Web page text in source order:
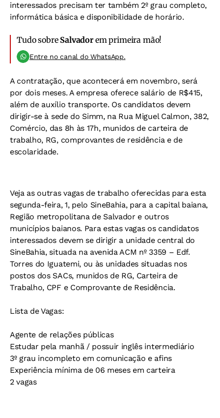
interessados precisam ter também 2º grau completo,
informática básica e disponibilidade de horário.
Tudo sobre Salvadorem primeira mão!
Entre no canal do WhatsApp.
A contratação, que acontecerá em novembro, será
por dois meses. A empresa oferece salário de R$415,
além de auxílio transporte. Os candidatos devem
dirigir-se à sede do Simm, na Rua Miguel Calmon, 382,
Comércio, das 8h às 17h, munidos de carteira de
trabalho, RG, comprovantes de residência e de
escolaridade.
Veja as outras vagas de trabalho oferecidas para esta
segunda-feira, 1, pelo SineBahia, para a capital baiana,
Região metropolitana de Salvador e outros
municípios baianos. Para estas vagas os candidatos
interessados devem se dirigir a unidade central do
SineBahia, situada na avenida ACM nº 3359 – Edf.
Torres do Iguatemi, ou às unidades situadas nos
postos dos SACs, munidos de RG, Carteira de
Trabalho, CPF e Comprovante de Residência.
Lista de Vagas:
Agente de relações públicas
Estudar pela manhã / possuir inglês intermediário
3º grau incompleto em comunicação e afins
Experiência mínima de 06 meses em carteira
2 vagas